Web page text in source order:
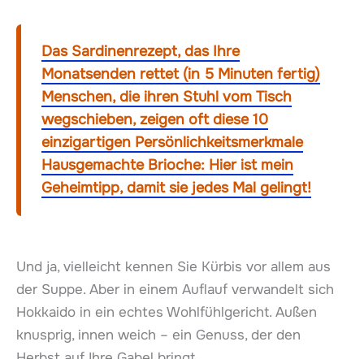
Das Sardinenrezept, das Ihre
Monatsenden rettet (in 5 Minuten fertig)
Menschen, die ihren Stuhl vom Tisch
wegschieben, zeigen oft diese 10
einzigartigen Persönlichkeitsmerkmale
Hausgemachte Brioche: Hier ist mein
Geheimtipp, damit sie jedes Mal gelingt!
Und ja, vielleicht kennen Sie Kürbis vor allem aus
der Suppe. Aber in einem Auflauf verwandelt sich
Hokkaido in ein echtes Wohlfühlgericht. Außen
knusprig, innen weich – ein Genuss, der den